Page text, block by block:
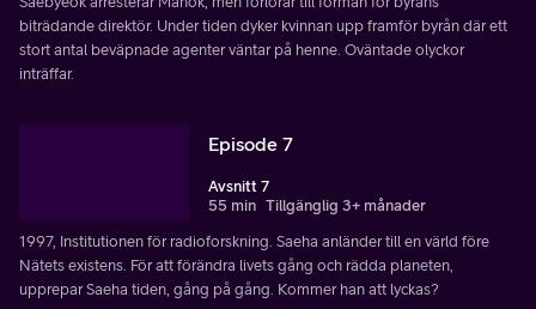
biträdande direktör. Under tiden dyker kvinnan upp framför byrån där ett
stort antal beväpnade agenter väntar på henne. Oväntade olyckor
inträffar.
Episode 7
Avsnitt 7
55 min Tillgänglig 3+ månader
1997, Institutionen för radioforskning. Saeha anländer till en värld före
Nätets existens. För att förändra livets gång och rädda planeten,
upprepar Saeha tiden, gång på gång. Kommer han att lyckas?